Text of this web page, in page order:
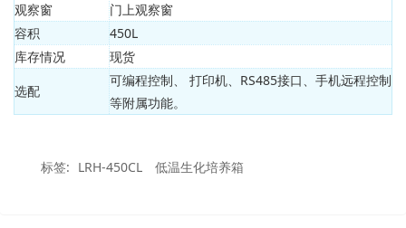
观察窗
门上观察窗
容积
450L
库存情况
现货
选配
可编程控制、 打印机、RS485接口、手机远程控制
等附属功能。
标签: LRH-450CL 低温生化培养箱